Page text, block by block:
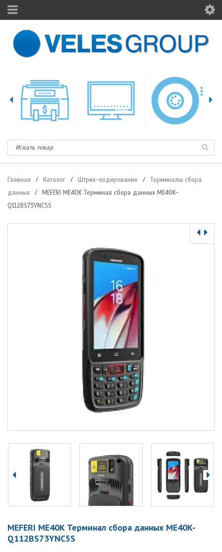
Главная / Каталог / Штрих-кодирование /
Терминалы сбора
данных
/
MEFERI ME40K Терминал сбора данных ME40K-
Q112BS73YNC5S
MEFERI ME40K Терминал сбора данных ME40K-
Q112BS73YNC5S